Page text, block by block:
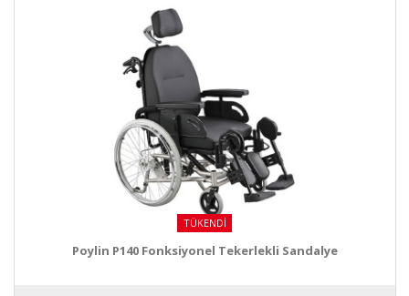
TÜKENDI
Poylin P140 Fonksiyonel Tekerlekli Sandalye